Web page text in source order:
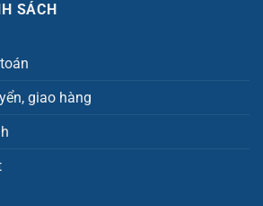
SÁCH
giao hàng